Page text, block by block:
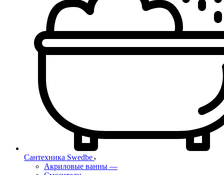
Сантехника Swedbe
Акриловые ванны —